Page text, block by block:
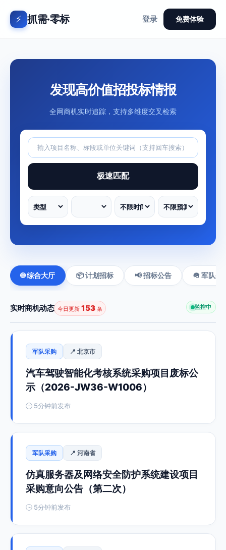
⚡ 抓需·零标 登录 免费体验
发现高价值招投标情报
全网商机实时追踪，支持多维度交叉检索
极速匹配
🌐 综合大厅 📦 计划招标 📢 招标公告 🪖 军队采
实时商机动态 今日更新 153 条 监控中
军队采购 📍 北京市
汽车驾驶智能化考核系统采购项目废标公
示（2026-JW36-W1006）
🕒 5分钟前发布
军队采购 📍 河南省
仿真服务器及网络安全防护系统建设项目
采购意向公告（第二次）
🕒 5分钟前发布